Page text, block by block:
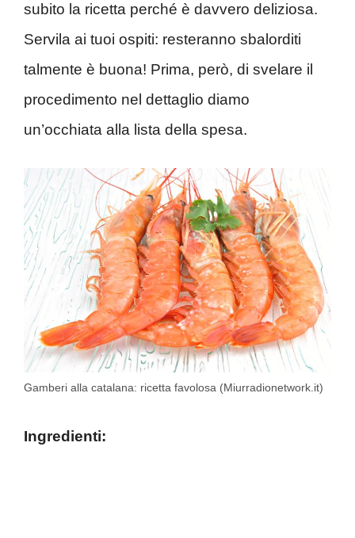
subito la ricetta perché è davvero deliziosa.
Servila ai tuoi ospiti: resteranno sbalorditi
talmente è buona! Prima, però, di svelare il
procedimento nel dettaglio diamo
un’occhiata alla lista della spesa.
Gamberi alla catalana: ricetta favolosa (Miurradionetwork.it)
Ingredienti: